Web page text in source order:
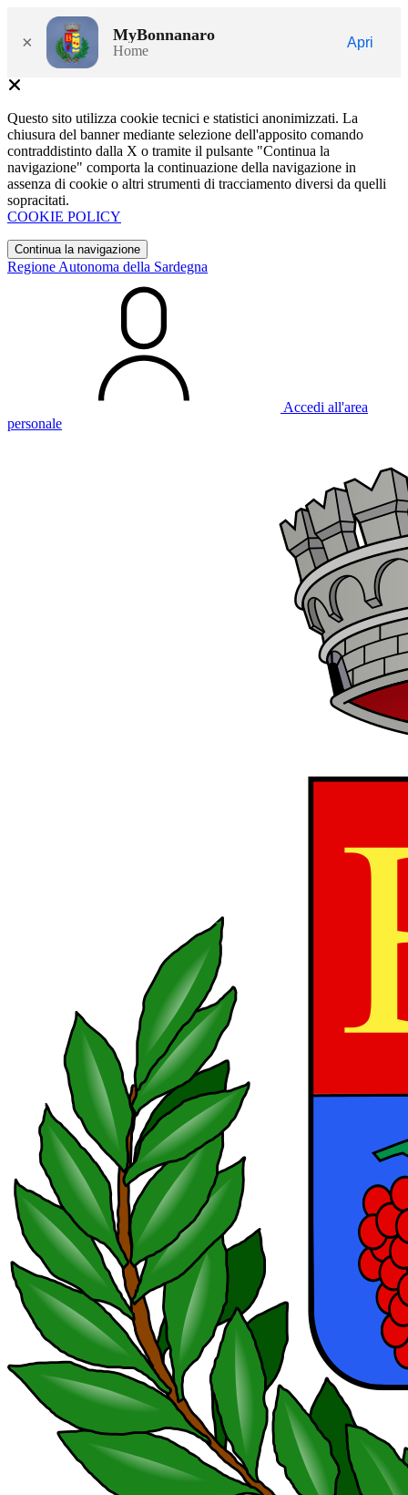
× MyBonnanaro
Home
Apri
Questo sito utilizza cookie tecnici e statistici anonimizzati. La
chiusura del banner mediante selezione dell'apposito comando
contraddistinto dalla X o tramite il pulsante "Continua la
navigazione" comporta la continuazione della navigazione in
assenza di cookie o altri strumenti di tracciamento diversi da quelli
sopracitati.
COOKIE POLICY
Continua la navigazione
Regione Autonoma della Sardegna
Accedi all'area
personale